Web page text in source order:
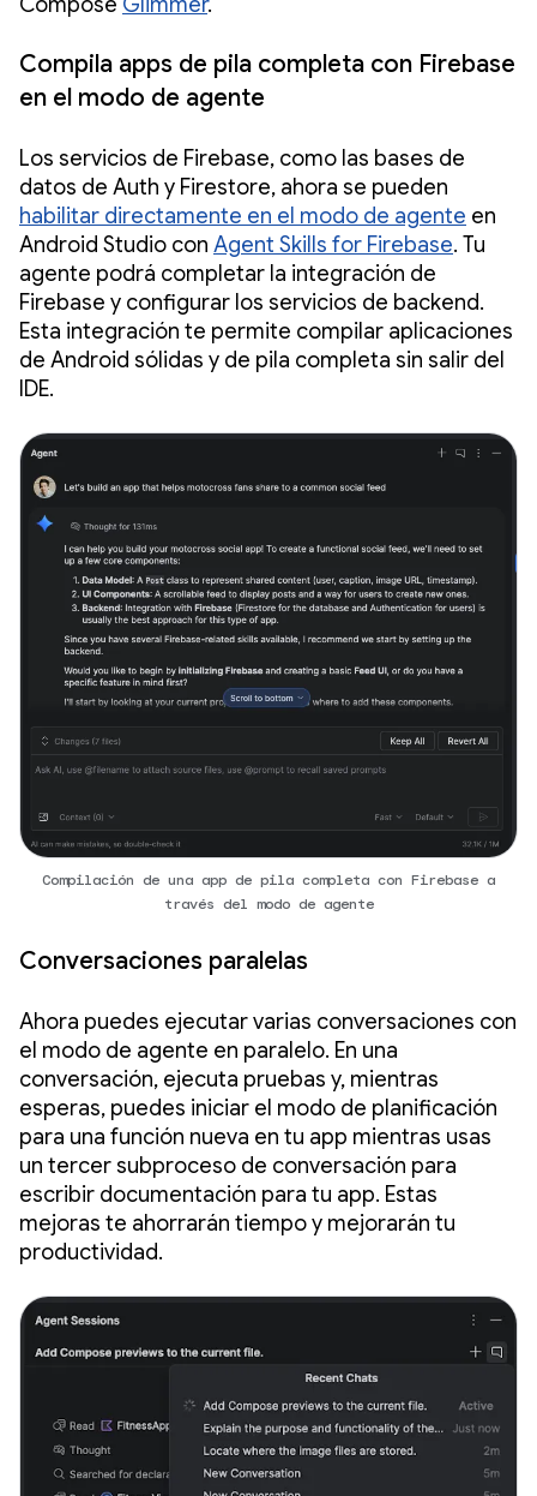
Compila apps de pila completa con Firebase
en el modo de agente
Los servicios de Firebase, como las bases de
datos de Auth y Firestore, ahora se pueden
habilitar directamente en el modo de agente en
Android Studio con Agent Skills for Firebase. Tu
agente podrá completar la integración de
Firebase y configurar los servicios de backend.
Esta integración te permite compilar aplicaciones
de Android sólidas y de pila completa sin salir del
IDE.
Compilación de una app de pila completa con Firebase a
través del modo de agente
Conversaciones paralelas
Ahora puedes ejecutar varias conversaciones con
el modo de agente en paralelo. En una
conversación, ejecuta pruebas y, mientras
esperas, puedes iniciar el modo de planificación
para una función nueva en tu app mientras usas
un tercer subproceso de conversación para
escribir documentación para tu app. Estas
mejoras te ahorrarán tiempo y mejorarán tu
productividad.